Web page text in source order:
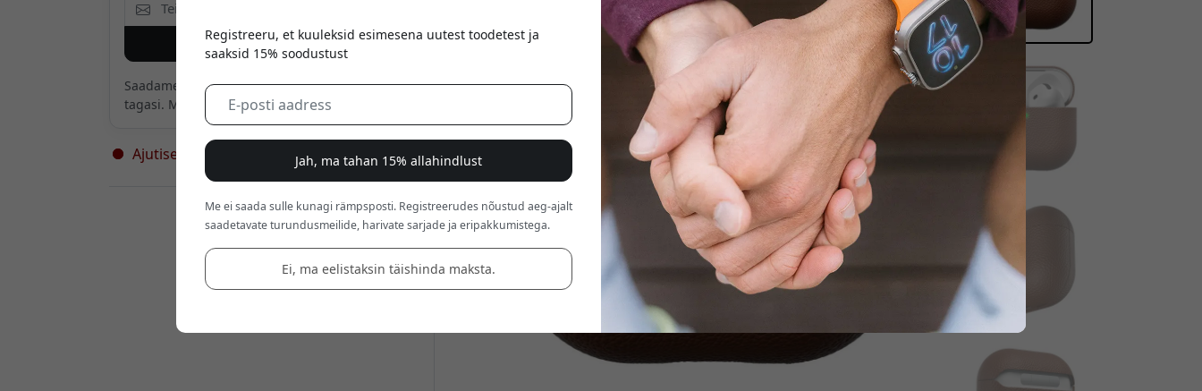
Teavitage mind
Saadame ainult ühe meili, kui toode on
tagasi. Mitte midagi muud.
Ajutiselt laost otsas – peagi jälle saadaval
Jaemüüjad:
Registreeru, et kuuleksid esimesena uutest toodetest ja
saaksid 15% soodustust
Jah, ma tahan 15% allahindlust
Me ei saada sulle kunagi rämpsposti. Registreerudes nõustud aeg-ajalt
saadetavate turundusmeilide, harivate sarjade ja eripakkumistega.
Ei, ma eelistaksin täishinda maksta.